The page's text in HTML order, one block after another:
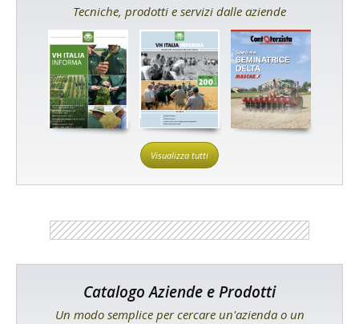
Tecniche, prodotti e servizi dalle aziende
Visualizza tutti
Catalogo Aziende e Prodotti
Un modo semplice per cercare un'azienda o un